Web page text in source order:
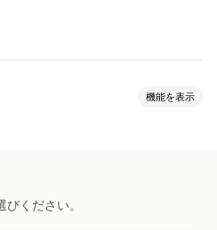
機能を表示
ください。